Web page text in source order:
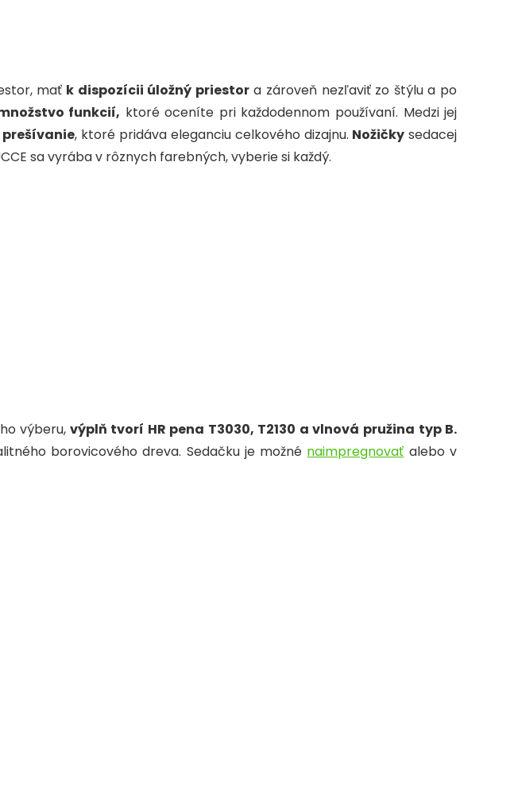
mať k dispozícii úložný priestora zároveň nezľaviť zo štýlu a po
funkcií, ktoré oceníte pri každodennom používaní. Medzi jej
, ktoré pridáva eleganciu celkového dizajnu. Nožičky sedacej
sa vyrába v rôznych farebných, vyberie si každý.
výberu, výplň tvorí HR pena T3030, T2130 a vlnová pružina typ B.
borovicového dreva. Sedačku je možné naimpregnovať alebo v